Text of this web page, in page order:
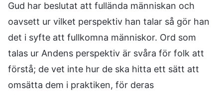
Gud har beslutat att fullända människan och
oavsett ur vilket perspektiv han talar så gör han
det i syfte att fullkomna människor. Ord som
talas ur Andens perspektiv är svåra för folk att
förstå; de vet inte hur de ska hitta ett sätt att
omsätta dem i praktiken, för deras